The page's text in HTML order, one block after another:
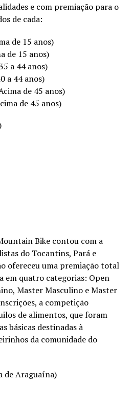
e com premiação para o
de cada:
de 15 anos)
de 15 anos)
a 44 anos)
a 44 anos)
de 45 anos)
de 45 anos)
Bike contou com a
do Tocantins, Pará e
ofereceu uma premiação total
em quatro categorias: Open
Master Masculino e Master
a competição
de alimentos, que foram
básicas destinadas à
da comunidade do
de Araguaína)